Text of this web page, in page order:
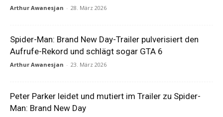
Arthur Awanesjan - 28. März 2026
Spider-Man: Brand New Day-Trailer pulverisiert den
Aufrufe-Rekord und schlägt sogar GTA 6
Arthur Awanesjan - 23. März 2026
Peter Parker leidet und mutiert im Trailer zu Spider-
Man: Brand New Day